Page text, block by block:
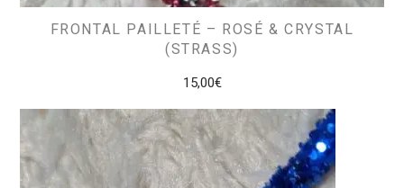
FRONTAL PAILLETÉ – ROSÉ & CRYSTAL
(STRASS)
15,00€